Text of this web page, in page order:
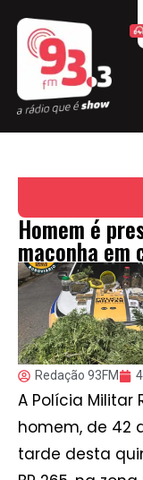
Homem é
maconha em
Redação 93FM
A Polícia Militar
homem, de 42
tarde desta